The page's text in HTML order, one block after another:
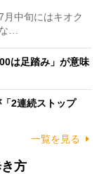
中旬にはキオク
…
は足踏み」が意味
2連続ストップ
一覧を見る
方